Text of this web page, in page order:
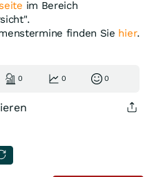
im Bereich
finden Sie hier.
0 0 0